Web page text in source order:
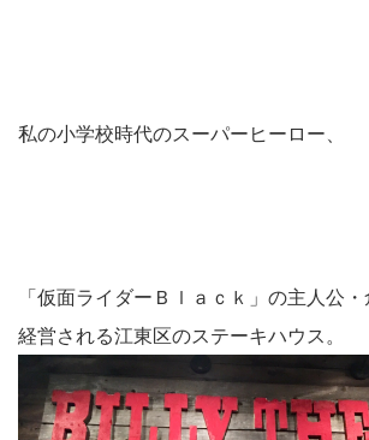
私の小学校時代のスーパーヒーロー、
「仮面ライダーＢｌａｃｋ」の主人公
経営される江東区のステーキハウス。